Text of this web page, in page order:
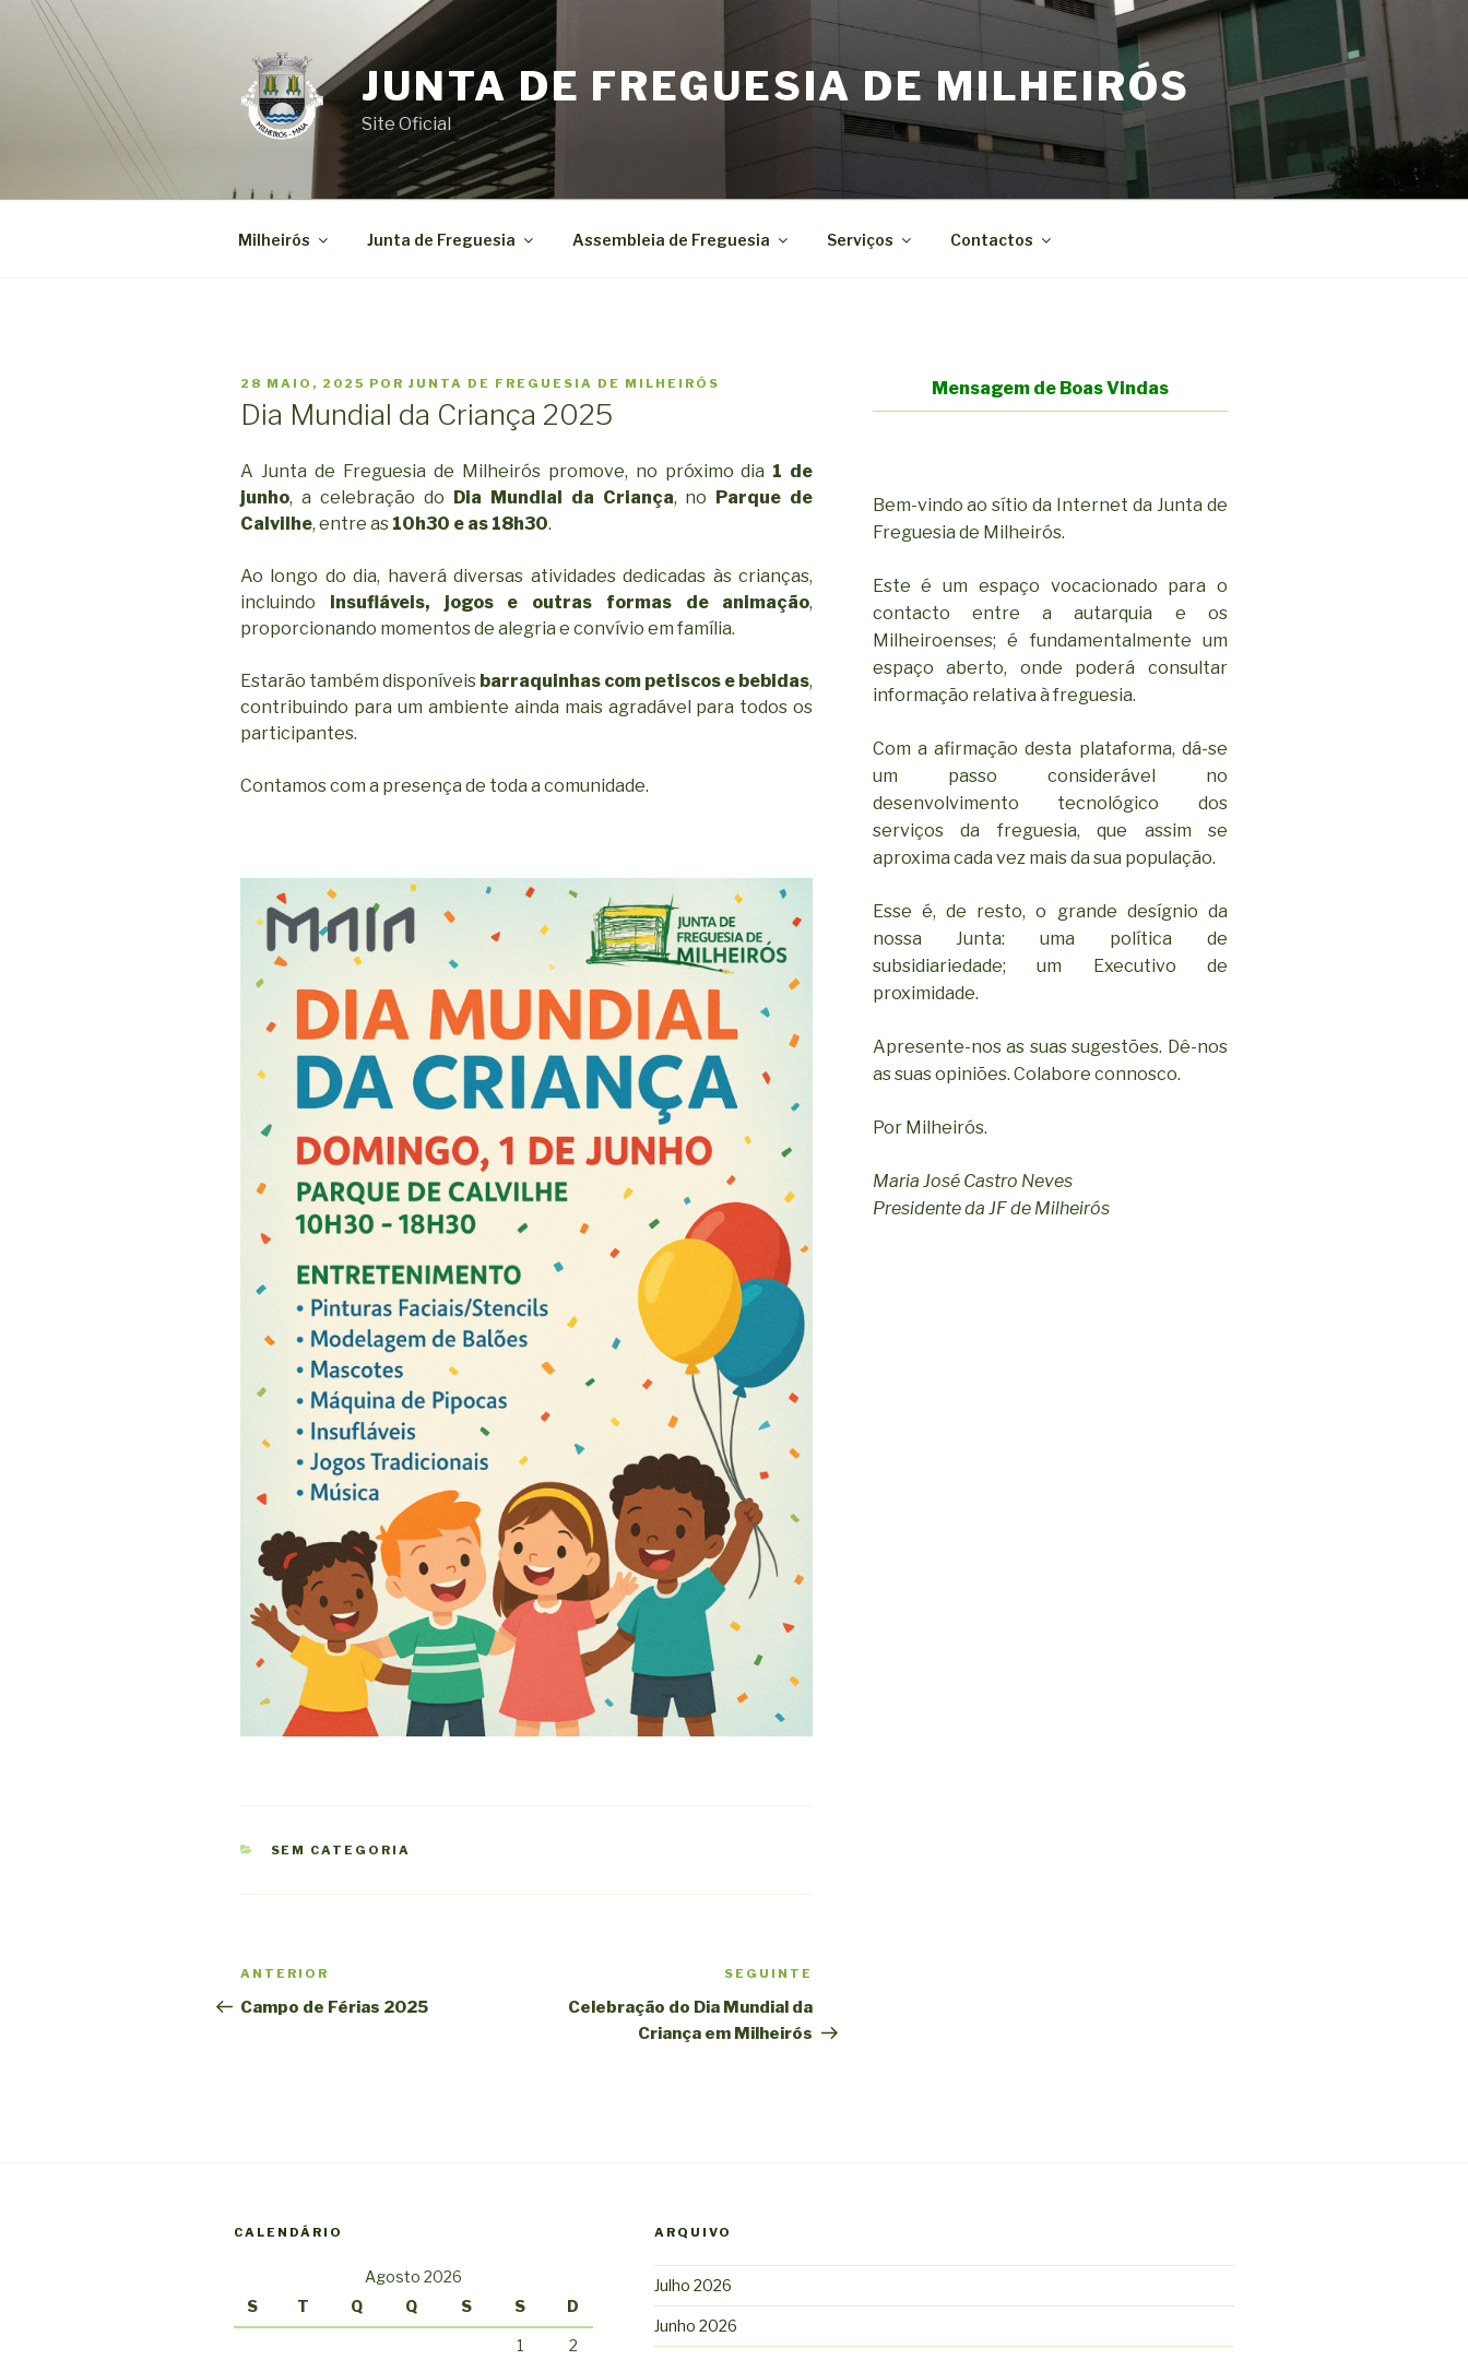
Saltar
JUNTA DE FREGUESIA DE MILHEIRÓS
Site Oficial
Milheirós Junta de Freguesia Assembleia de Freguesia Serviços Contactos
PUBLICADO
28 MAIO, 2025 POR JUNTA DE FREGUESIA DE MILHEIRÓS
Dia Mundial da Criança 2025
A Junta de Freguesia de Milheirós promove, no próximo dia 1 de
junho, a celebração do Dia Mundial da Criança, no
Parque de
Calvilhe, entre as 10h30 e as 18h30.
Ao longo do dia, haverá diversas atividades dedicadas às crianças,
incluindo insufláveis, jogos e outras formas de animação,
proporcionando momentos de alegria e convívio em família.
Estarão também disponíveis barraquinhas com petiscos e bebidas,
contribuindo para um ambiente ainda mais agradável para todos os
participantes.
Contamos com a presença de toda a comunidade.
CATEGORIAS
SEM CATEGORIA
Navegação
de
Conteúdo
anterior
ANTERIOR
Campo de Férias 2025
seguinte
SEGUINTE
Celebração do Dia Mundial da
Criança em Milheirós
Mensagem de Boas Vindas
Bem-vindo ao sítio da Internet da Junta de
Freguesia de Milheirós.
Este é um espaço vocacionado para o
contacto entre a autarquia e os
Milheiroenses; é fundamentalmente um
espaço aberto, onde poderá consultar
informação relativa à freguesia.
Com a afirmação desta plataforma, dá-se
um passo considerável no
desenvolvimento tecnológico dos
serviços da freguesia, que assim se
aproxima cada vez mais da sua população.
Esse é, de resto, o grande desígnio da
nossa Junta: uma política de
subsidiariedade; um Executivo de
proximidade.
Apresente-nos as suas sugestões. Dê-nos
as suas opiniões. Colabore connosco.
Por Milheirós.
Maria José Castro Neves
Presidente da JF de Milheirós
CALENDÁRIO
Agosto 2026
S
T Q Q S S D
1
2
ARQUIVO
Julho 2026
Junho 2026